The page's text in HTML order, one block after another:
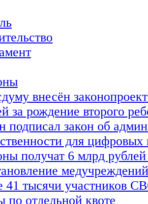
внесён
за рождение второго
подписал закон об
для
получат 6 млрд рублей
медучреждений
41 тысячи участников
по отдельной квоте